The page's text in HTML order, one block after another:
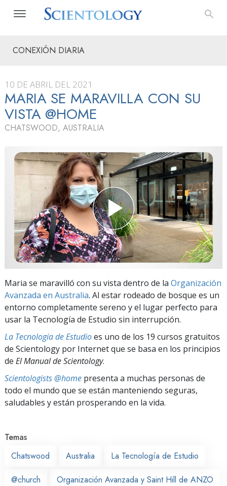
CONEXIÓN DIARIA
10 DE ABRIL DEL 2021
MARIA SE MARAVILLA CON SU
VISTA @HOME
CHATSWOOD, AUSTRALIA
Maria se maravilló con su vista dentro de la Organización
Avanzada en Australia. Al estar rodeado de bosque es un
entorno completamente sereno y el lugar perfecto para
usar la Tecnología de Estudio sin interrupción.
La Tecnología de Estudioes uno de los 19 cursos gratuitos
de Scientology por Internet que se basa en los principios
de El Manual de Scientology.
Scientologists @home presenta a muchas personas de
todo el mundo que se están manteniendo seguras,
saludables y están prosperando en la vida.
Temas
Chatswood
Australia La Tecnología de Estudio
@church Organización Avanzada y Saint Hill de ANZO